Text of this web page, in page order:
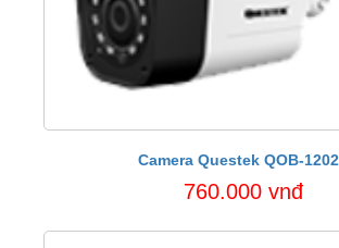
Camera Questek QOB-
760.000 vnđ